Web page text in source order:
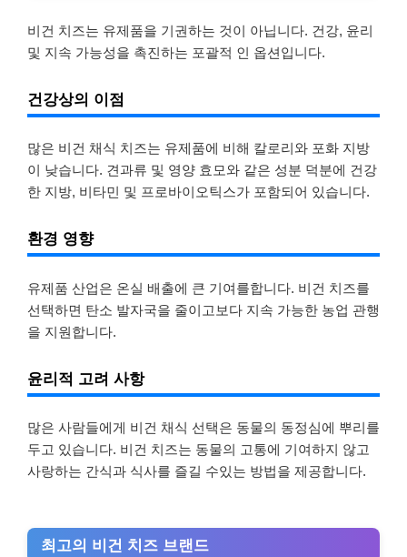
비건 치즈는 유제품을 기권하는 것이 아닙니다. 건강, 윤리
및 지속 가능성을 촉진하는 포괄적 인 옵션입니다.
건강상의 이점
많은 비건 채식 치즈는 유제품에 비해 칼로리와 포화 지방
이 낮습니다. 견과류 및 영양 효모와 같은 성분 덕분에 건강
한 지방, 비타민 및 프로바이오틱스가 포함되어 있습니다.
환경 영향
유제품 산업은 온실 배출에 큰 기여를합니다. 비건 치즈를
선택하면 탄소 발자국을 줄이고보다 지속 가능한 농업 관행
을 지원합니다.
윤리적 고려 사항
많은 사람들에게 비건 채식 선택은 동물의 동정심에 뿌리를
두고 있습니다. 비건 치즈는 동물의 고통에 기여하지 않고
사랑하는 간식과 식사를 즐길 수있는 방법을 제공합니다.
최고의 비건 치즈 브랜드